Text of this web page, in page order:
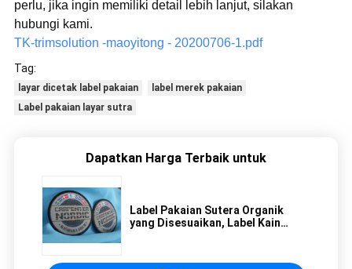
perlu, jika ingin memiliki detail lebih lanjut, silakan
hubungi kami.
TK-trimsolution -maoyitong - 20200706-1.pdf
Tag:
layar dicetak label pakaian
label merek pakaian
Label pakaian layar sutra
Dapatkan Harga Terbaik untuk
Label Pakaian Sutera Organik
yang Disesuaikan, Label Kain